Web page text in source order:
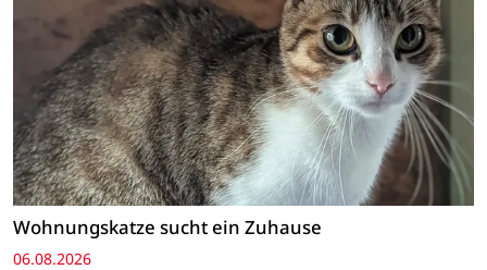
Wohnungskatze sucht ein Zuhause
06.08.2026